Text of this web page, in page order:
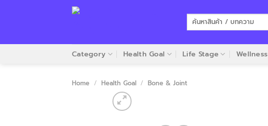
Search
Category Health Goal Life Stage Wellness
Home / Health Goal / Bone & Joint